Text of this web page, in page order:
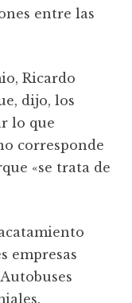
entre las
Ricardo
dijo, los
lo que
corresponde
«se trata de
empresas